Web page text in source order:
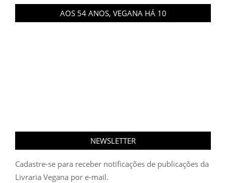
AOS 54 ANOS, VEGANA HÁ 10
NEWSLETTER
Cadastre-se para receber notificações de publicações da
Livraria Vegana por e-mail.